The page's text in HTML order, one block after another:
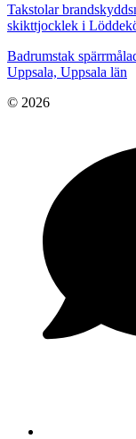
Takstolar
skikttjocklek i
Badrumstak
Uppsala, Uppsala län
© 2026